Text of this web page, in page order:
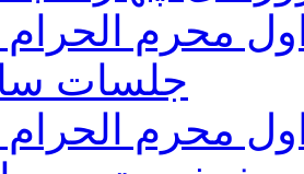
محرم الحرام 97
جلسات سال
محرم الحرام 98